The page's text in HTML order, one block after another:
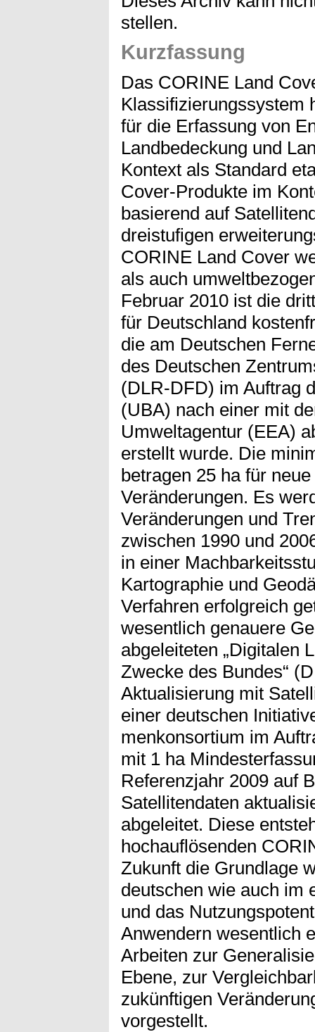
stellen.
Kurzfassung
Das CORINE Land
Klassifizierungssystem
für die Erfassung von
Landbedeckung und
Kontext als Standard
Cover-Produkte im
basierend auf
dreistufigen
CORINE Land Cover
als auch
Februar 2010 ist die
für Deutschland
die am Deutschen
des Deutschen
(DLR-DFD) im Auftrag
(UBA) nach einer mit
Umweltagentur (EEA)
erstellt wurde. Die
betragen 25 ha für
Veränderungen. Es
Veränderungen und
zwischen 1990 und
in einer
Kartographie und
Verfahren erfolgreich
wesentlich genauere
abgeleiteten „Digitalen
Zwecke des Bundes“
Aktualisierung mit
einer deutschen
menkonsortium im
mit 1 ha
Referenzjahr 2009 auf
Satellitendaten
abgeleitet. Diese
hochauflösenden
Zukunft die Grundlage
deutschen wie auch im
und das
Anwendern wesentlich
Arbeiten zur
Ebene, zur
zukünftigen
vorgestellt.